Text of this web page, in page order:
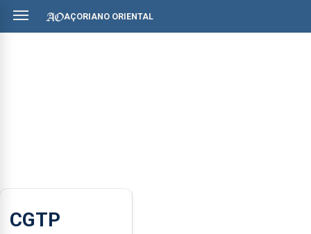
AÇORIANO ORIENTAL
CGTP